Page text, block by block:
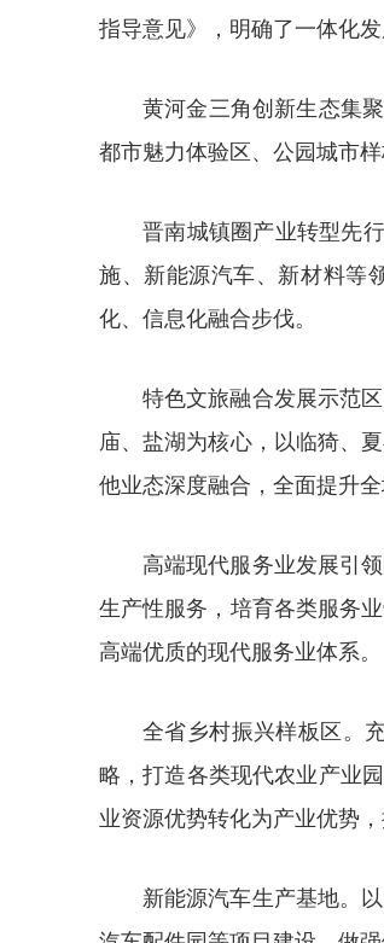
指导意见》，明确了一体化
黄河金三角创新生态集
都市魅力体验区、公园城市
晋南城镇圈产业转型先
施、新能源汽车、新材料等
化、信息化融合步伐。
特色文旅融合发展示范
庙、盐湖为核心，以临猗、
他业态深度融合，全面提升全
高端现代服务业发展引
生产性服务，培育各类服务
高端优质的现代服务业体系。
全省乡村振兴样板区。
略，打造各类现代农业产业
业资源优势转化为产业优势
新能源汽车生产基地。